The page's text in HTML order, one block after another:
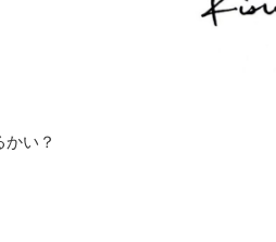
い？